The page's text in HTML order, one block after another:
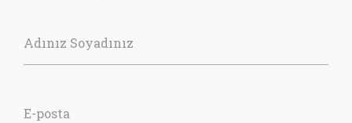
Adınız Soyadınız
E-posta